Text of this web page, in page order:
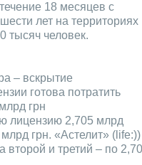
18 месяцев с
лет на территориях
тысяч человек.
– вскрытие
готова потратить
грн
лицензию 2,705 млрд
грн. «Астелит» (life:))
второй и третий – по